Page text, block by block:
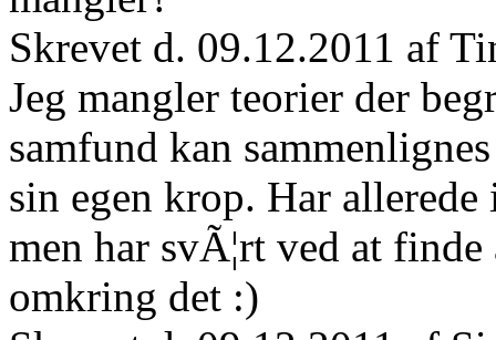
Skrevet d. 09.12.2011 af
Jeg mangler teorier der
samfund kan
sin egen krop. Har
men har svÃ¦rt ved at
omkring det :)